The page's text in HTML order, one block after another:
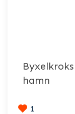
Byxelkroks
hamn
1